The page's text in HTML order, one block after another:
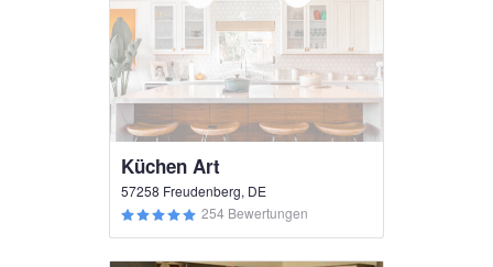
Küchen Art
57258 Freudenberg, DE
254 Bewertungen